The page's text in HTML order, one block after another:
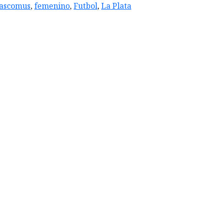
,femenino,Futbol,La Plata